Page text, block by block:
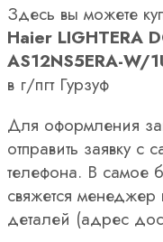
Здесь вы можете
Haier LIGHTERA
AS12NS5ERA-W/
в г/пгт Гурзуф
Для оформления
отправить заявку с
телефона. В самое
свяжется
деталей (адрес